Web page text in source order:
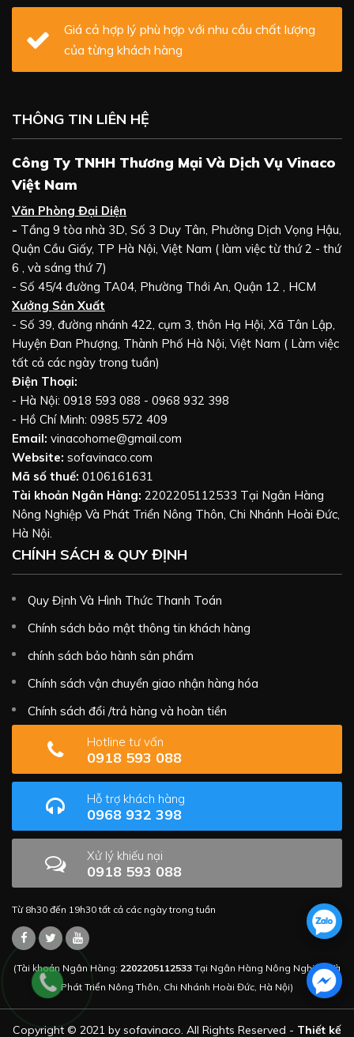
Giá cả hợp lý phù hợp với nhu cầu chất lượng
của từng khách hàng
THÔNG TIN LIÊN HỆ
Công Ty TNHH Thương Mại Và Dịch Vụ Vinaco
Việt Nam
Văn Phòng Đại Diện
- Tầng 9 tòa nhà 3D, Số 3 Duy Tân, Phường Dịch Vọng Hậu,
Quận Cầu Giấy, TP Hà Nội, Việt Nam ( làm việc từ thứ 2 - thứ
6 , và sáng thứ 7)
- Số 45/4 đường TA04, Phường Thới An, Quận 12 , HCM
Xưởng Sản Xuất
- Số 39, đường nhánh 422, cụm 3, thôn Hạ Hội, Xã Tân Lập,
Huyện Đan Phượng, Thành Phố Hà Nội, Việt Nam ( Làm việc
tất cả các ngày trong tuần)
Điện Thoại:
- Hà Nội: 0918 593 088 - 0968 932 398
- Hồ Chí Minh: 0985 572 409
Email: vinacohome@gmail.com
Website: sofavinaco.com
Mã số thuế: 0106161631
Tài khoản Ngân Hàng: 2202205112533 Tại Ngân Hàng
Nông Nghiệp Và Phát Triển Nông Thôn, Chi Nhánh Hoài Đức,
Hà Nội.
CHÍNH SÁCH & QUY ĐỊNH
Quy Định Và Hình Thức Thanh Toán
Chính sách bảo mật thông tin khách hàng
chính sách bảo hành sản phẩm
Chính sách vận chuyển giao nhận hàng hóa
Chính sách đổi /trả hàng và hoàn tiền
Hotline tư vấn
0918 593 088
Hỗ trợ khách hàng
0968 932 398
Xử lý khiếu nại
0918 593 088
Từ 8h30 đến 19h30 tất cả các ngày trong tuần
(Tài khoản Ngân Hàng: 2202205112533 Tại Ngân Hàng Nông Nghiệp Và
Phát Triển Nông Thôn, Chi Nhánh Hoài Đức, Hà Nội)
Copyright © 2021 by sofavinaco. All Rights Reserved - Thiết kế